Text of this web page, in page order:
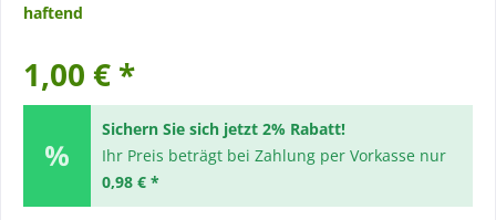
haftend
1,00 € *
Sichern Sie sich jetzt 2% Rabatt!
Ihr Preis beträgt bei Zahlung per Vorkasse nur
0,98 € *